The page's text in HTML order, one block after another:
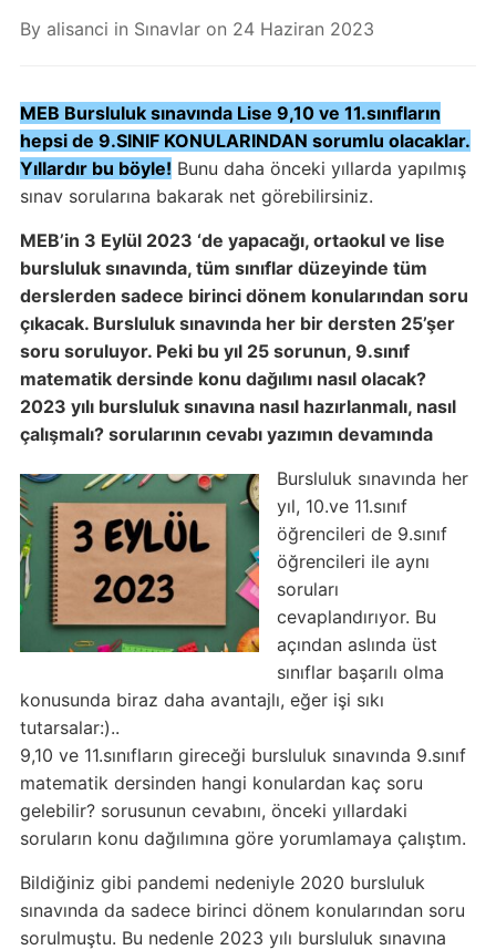
By alisanci in Sınavlaron 24 Haziran 2023
MEB Bursluluk sınavında Lise 9,10 ve 11.sınıfların
hepsi de 9.SINIF KONULARINDAN sorumlu olacaklar.
Yıllardır bu böyle! Bunu daha önceki yıllarda yapılmış
sınav sorularına bakarak net görebilirsiniz.
MEB’in 3 Eylül 2023 ‘de yapacağı, ortaokul ve lise
bursluluk sınavında, tüm sınıflar düzeyinde tüm
derslerden sadece birinci dönem konularından soru
çıkacak. Bursluluk sınavında her bir dersten 25’şer
soru soruluyor. Peki bu yıl 25 sorunun, 9.sınıf
matematik dersinde konu dağılımı nasıl olacak?
2023 yılı bursluluk sınavına nasıl hazırlanmalı, nasıl
çalışmalı? sorularının cevabı yazımın devamında
Bursluluk sınavında her
yıl, 10.ve 11.sınıf
öğrencileri de 9.sınıf
öğrencileri ile aynı
soruları
cevaplandırıyor. Bu
açından aslında üst
sınıflar başarılı olma
konusunda biraz daha avantajlı, eğer işi sıkı
tutarsalar:)..
9,10 ve 11.sınıfların gireceği bursluluk sınavında 9.sınıf
matematik dersinden hangi konulardan kaç soru
gelebilir? sorusunun cevabını, önceki yıllardaki
soruların konu dağılımına göre yorumlamaya çalıştım.
Bildiğiniz gibi pandemi nedeniyle 2020 bursluluk
sınavında da sadece birinci dönem konularından soru
sorulmuştu. Bu nedenle 2023 yılı bursluluk sınavına